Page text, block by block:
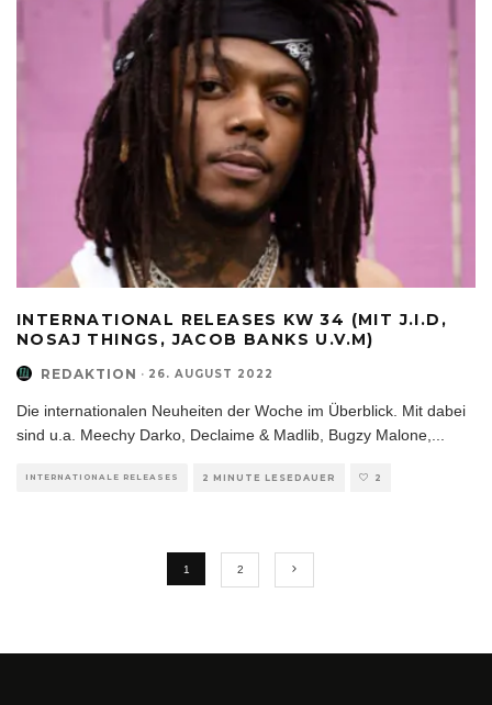
INTERNATIONAL RELEASES KW 34 (MIT J.I.D,
NOSAJ THINGS, JACOB BANKS U.V.M)
REDAKTION · 26. AUGUST 2022
Die internationalen Neuheiten der Woche im Überblick. Mit dabei
sind u.a. Meechy Darko, Declaime & Madlib, Bugzy Malone,
INTERNATIONALE RELEASES 2 MINUTE LESEDAUER 2
1 2